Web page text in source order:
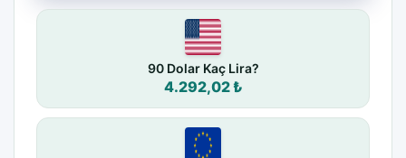
90 Dolar Kaç Lira?
4.292,02 ₺